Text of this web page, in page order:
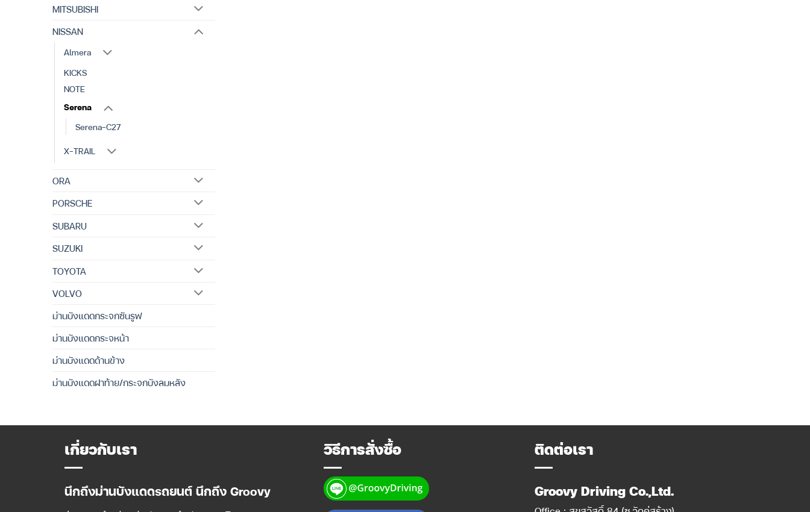
MITSUBISHI
NISSAN
Almera
KICKS
NOTE
Serena
Serena-C27
X-TRAIL
ORA
PORSCHE
SUBARU
SUZUKI
TOYOTA
VOLVO
ม่านบังแดดกระจกซันรูฟ
ม่านบังแดดกระจหน้า
ม่านบังแดดด้านข้าง
ม่านบังแดดฝาท้าย/กระจกบังลมหลัง
เกี่ยวกับเรา
นึกถึงม่านบังแดดรถยนต์ นึกถึง Groovy
วิธีการสั่งซื้อ ติดต่อเรา
Groovy Driving Co.,Ltd.